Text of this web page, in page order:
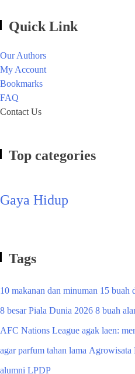
Quick Link
Our Authors
My Account
Bookmarks
FAQ
Contact Us
Top categories
Gaya Hidup
Tags
10 makanan dan minuman 15 buah
8 besar Piala Dunia 2026 8 buah
AFC Nations League agak laen:
agar parfum tahan lama Agrowisata
alumni LPDP